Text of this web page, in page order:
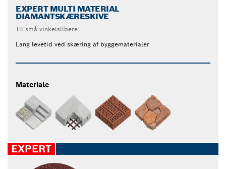
EXPERT MULTI MATERIAL
DIAMANTSKÆRESKIVE
Til små vinkelslibere
Lang levetid ved skæring af byggematerialer
Materiale
EXPERT